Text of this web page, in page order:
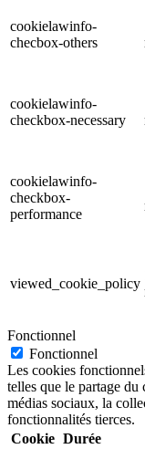
cookielawinfo-
checbox-others
cookielawinfo-
checkbox-necessary
cookielawinfo-
checkbox-
performance
viewed_cookie_policy
Fonctionnel
Fonctionnel
Les cookies
telles que le partage du
médias sociaux, la
fonctionnalités tierces.
Cookie Durée